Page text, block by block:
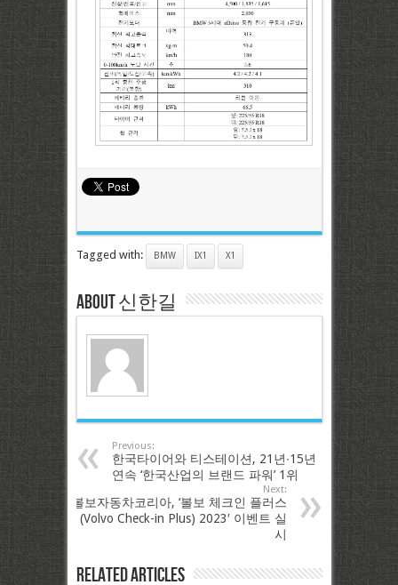
Tagged with: BMW IX1 X1
About 신한길
Previous:
한국타이어와 티스테이션, 21년∙15년
연속 ‘한국산업의 브랜드 파워’ 1위
Next:
볼보자동차코리아, ‘볼보 체크인 플러스
(Volvo Check-in Plus) 2023′ 이벤트 실
시
Related Articles